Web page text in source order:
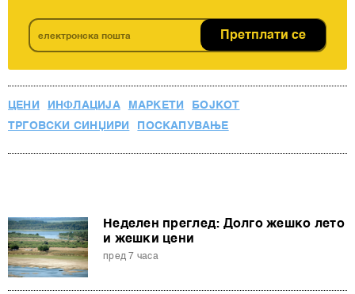
Претплати се
ЦЕНИ ИНФЛАЦИЈА МАРКЕТИ
БОЈКОТ
ТРГОВСКИ СИНЏИРИ
ПОСКАПУВАЊЕ
Неделен преглед: Долго жешко лето
и жешки цени
пред 7 часа